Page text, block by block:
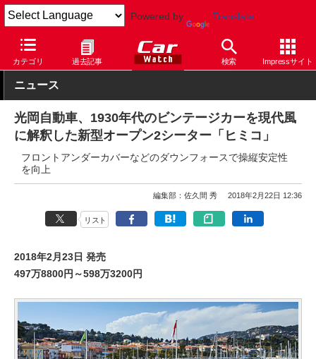
Powered by Translate
カテゴリ 過去記事 検索 Impressサイト
Car Watch 自動車 コンプリートカー
ニュース
光岡自動車、1930年代のビンテージカーを現代風
に解釈した新型オープン2シーター「ヒミコ」
フロントアンダーカバーなどのダウンフォースで操縦安定性
を向上
編集部：佐久間 秀 2018年2月22日 12:36
リスト
2018年2月23日 発売
497万8800円～598万3200円